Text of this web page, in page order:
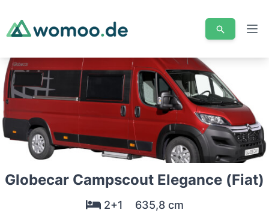
Globecar Campscout Elegance (Fiat)
2+1 635,8 cm